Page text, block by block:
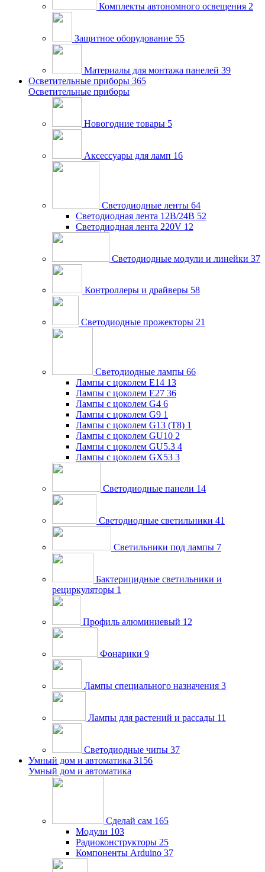
Комплекты автономного освещения 2
Защитное оборудование 55
Материалы для монтажа панелей 39
Осветительные приборы 365
Осветительные приборы
Новогодние товары 5
Аксессуары для ламп 16
Светодиодные ленты 64
Светодиодная лента 12В/24В 52
Светодиодная лента 220V 12
Светодиодные модули и линейки 37
Контроллеры и драйверы 58
Светодиодные прожекторы 21
Светодиодные лампы 66
Лампы с цоколем E14 13
Лампы с цоколем E27 36
Лампы с цоколем G4 6
Лампы с цоколем G9 1
Лампы с цоколем G13 (Т8) 1
Лампы с цоколем GU10 2
Лампы с цоколем GU5.3 4
Лампы с цоколем GX53 3
Светодиодные панели 14
Светодиодные светильники 41
Светильники под лампы 7
Бактерицидные светильники и
рециркуляторы 1
Профиль алюминиевый 12
Фонарики 9
Лампы специального назначения 3
Лампы для растений и рассады 11
Светодиодные чипы 37
Умный дом и автоматика 3156
Умный дом и автоматика
Сделай сам 165
Модули 103
Радиоконструкторы 25
Компоненты Arduino 37